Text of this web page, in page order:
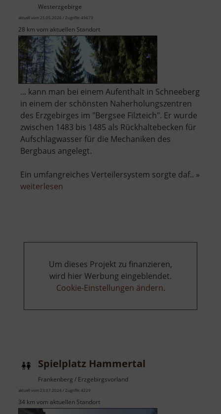
Westerzgebirge
aktuell vom 25.05.2026 / Zugriffe: 49673
28 km vom aktuellen Standort
... kann man bei einem Aufenthalt in Schneeberg
in einem der schönsten Naherholungszentren
des Erzgebirges im "Bergsee Filzteich". Er wurde
zwischen 1483 bis 1485 als Rückhaltebecken für
Aufschlagwasser für die Mechaniken des
Bergbaus angelegt.
Ein umfangreiches Verteilersystem sorgte daf.. »
weiterlesen
Um dieses Projekt zu finanzieren,
wird hier Werbung eingeblendet.
Cookie-Einstellungen ändern.
Spielplatz Hammertal
Frankenberg / Erzgebirgsvorland
aktuell vom 23.07.2024 / Zugriffe: 4229
34 km vom aktuellen Standort